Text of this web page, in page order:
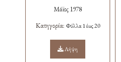
Μάϊος 1978
Κατηγορία: Φύλλα 1 έως 20
Λήψη